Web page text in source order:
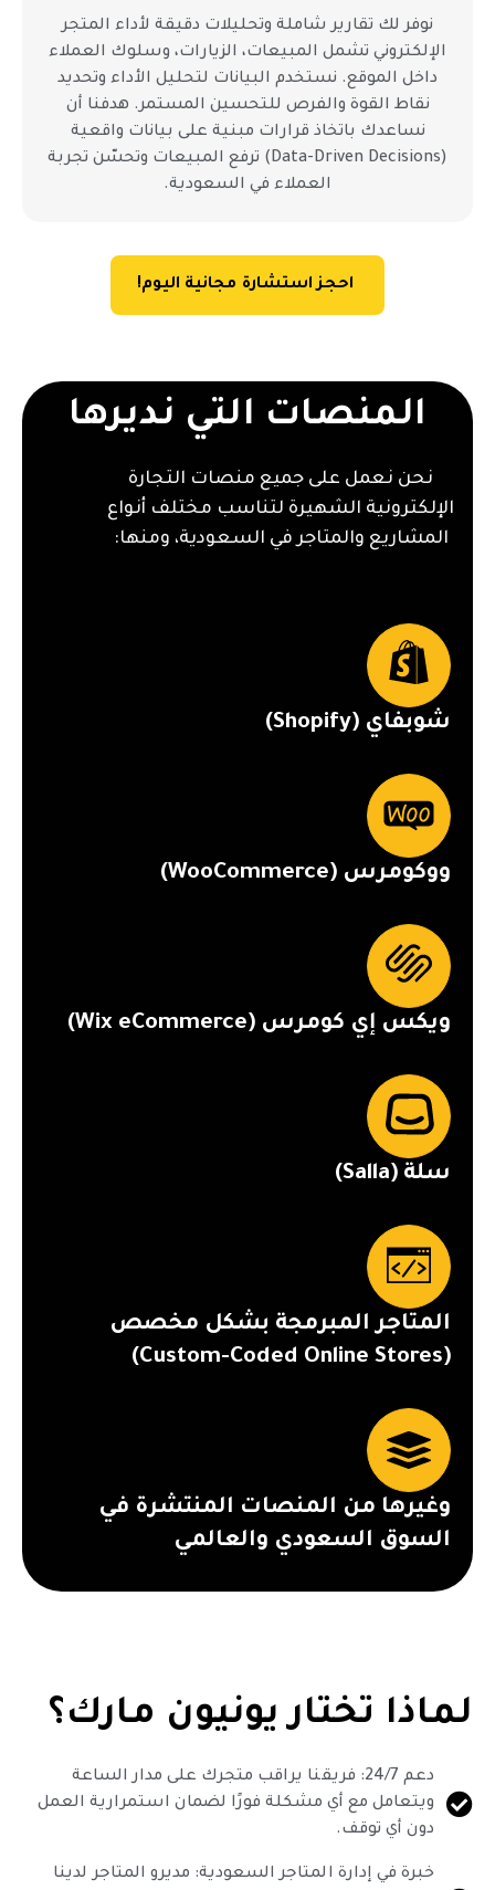
نوفر لك تقارير شاملة وتحليلات دقيقة لأداء المتجر
الإلكتروني تشمل المبيعات، الزيارات، وسلوك العملاء
داخل الموقع. نستخدم البيانات لتحليل الأداء وتحديد
نقاط القوة والفرص للتحسين المستمر. هدفنا أن
نساعدك باتخاذ قرارات مبنية على بيانات واقعية
(Data-Driven Decisions) ترفع المبيعات وتحسّن تجربة
العملاء في السعودية.
احجز استشارة مجانية اليوم!
المنصات التي نديرها
نحن نعمل على جميع منصات التجارة
الإلكترونية الشهيرة لتناسب مختلف أنواع
المشاريع والمتاجر في السعودية، ومنها:
شوبفاي (Shopify)
ووكومرس (WooCommerce)
ويكس إي كومرس (Wix eCommerce)
سلة (Salla)
المتاجر المبرمجة بشكل مخصص
(Custom-Coded Online Stores)
وغيرها من المنصات المنتشرة في
السوق السعودي والعالمي
لماذا تختار يونيون مارك؟
دعم 24/7: فريقنا يراقب متجرك على مدار الساعة
ويتعامل مع أي مشكلة فورًا لضمان استمرارية العمل
دون أي توقف.
خبرة في إدارة المتاجر السعودية: مديرو المتاجر لدينا